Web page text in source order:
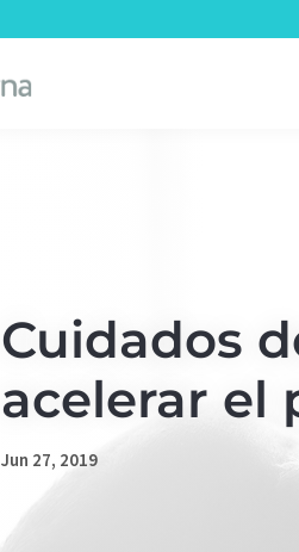
Cuidados
acelerar el
Jun 27, 2019